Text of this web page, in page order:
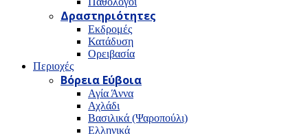
Δραστηριότητες
Εκδρομές
Κατάδυση
Ορειβασία
Περιοχές
Βόρεια Εύβοια
Αγία Άννα
Αχλάδι
Βασιλικά (Ψαροπούλι)
Ελληνικά